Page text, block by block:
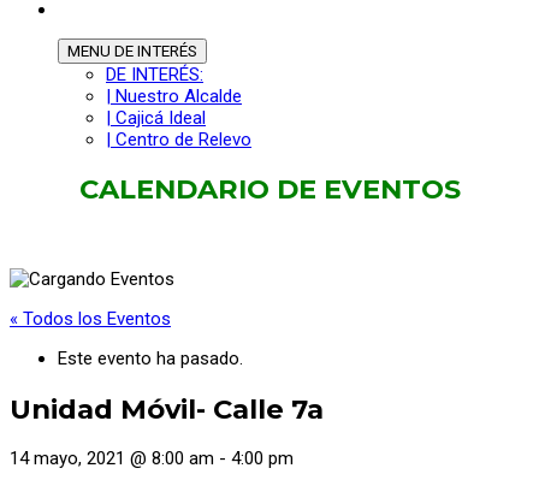
MENU DE INTERÉS
DE INTERÉS:
| Nuestro Alcalde
| Cajicá Ideal
| Centro de Relevo
CALENDARIO DE EVENTOS
« Todos los Eventos
Este evento ha pasado.
Unidad Móvil- Calle 7a
14 mayo, 2021 @ 8:00 am - 4:00 pm